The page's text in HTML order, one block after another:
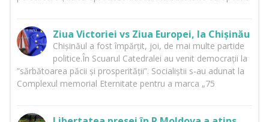
Ziua Victoriei vs Ziua Europei, la Chișinău
Chișinăul a fost împărțit, joi, de mai multe partide
politice.În Scuarul Catedralei au venit democrații la
”sărbătoarea păcii și prosperității”. Socialiștii s-au adunat la
Complexul memorial Eternitate pentru a marca „75